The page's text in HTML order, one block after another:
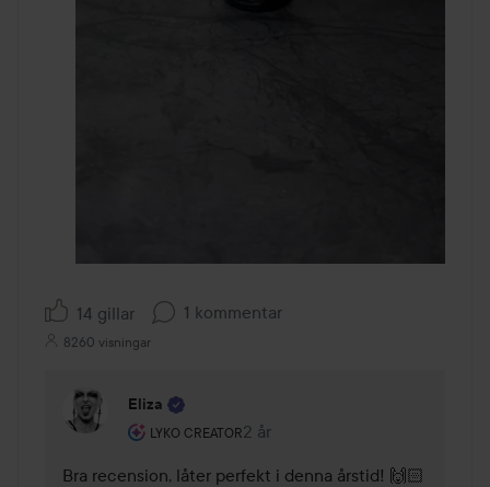
14 gillar 1 kommentar
8260 visningar
Eliza
LYKO CREATOR
Användarens roll: Lyko Creator.
2 år
Kommentaren lades 2 år
Bra recension, låter perfekt i denna årstid! 🙌🏻